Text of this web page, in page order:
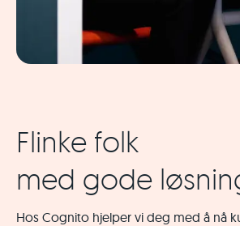
Flinke folk
med gode
Hos Cognito hjelper vi deg med å nå